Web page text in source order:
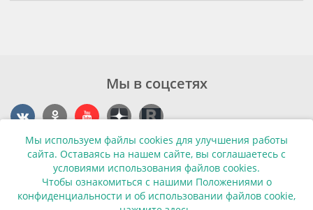
Мы используем файлы cookies для улучшения работы
сайта. Оставаясь на нашем сайте, вы соглашаетесь с
условиями использования файлов cookies.
Чтобы ознакомиться с нашими Положениями о
конфиденциальности и об использовании файлов cookie,
Мы в соцсетях
Контакты
г. Калининград, ул. Эпроновская, 1
Часы работы: с 10:00 до 20:00